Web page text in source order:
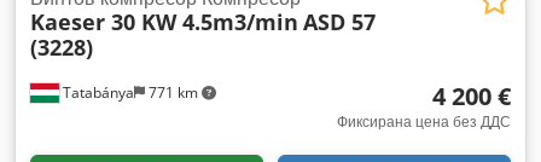
Tatabánya 771 km
Kaeser 30 KW 4.5m3/min ASD 57
(3228)
4 200 €
Фиксирана цена без ДДС